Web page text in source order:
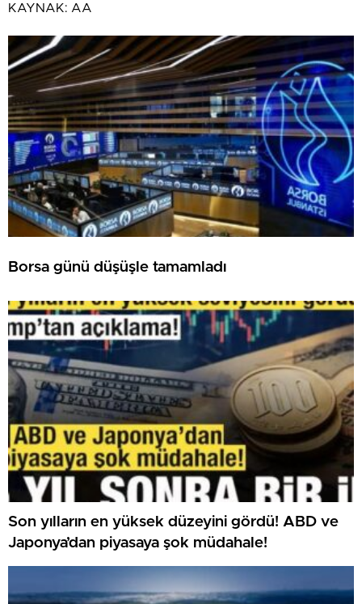
KAYNAK: AA
Borsa günü düşüşle tamamladı
Son yılların en yüksek düzeyini gördü! ABD ve
Japonya’dan piyasaya şok müdahale!